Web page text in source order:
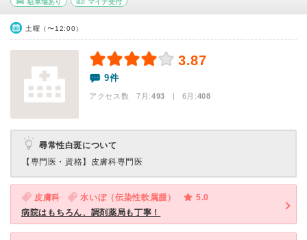
駐車場あり マイナ受付
土曜（〜12:00）
3.87
9件
アクセス数 7月:493 | 6月:408
尋常性白斑について
【専門医・資格】 皮膚科専門医
皮膚科 水いぼ（伝染性軟属腫）
5.0
病院はもちろん、調剤薬局も丁寧！